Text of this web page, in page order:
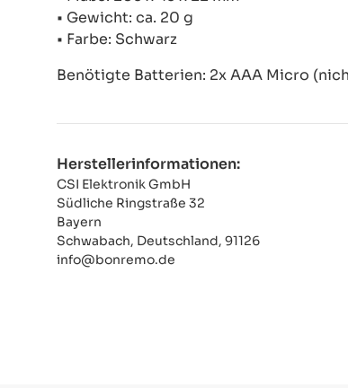
• Gewicht: ca. 20 g
• Farbe: Schwarz
Benötigte Batterien: 2x AAA Micro
Herstellerinformationen:
CSI Elektronik GmbH
Südliche Ringstraße 32
Bayern
Schwabach, Deutschland, 91126
info@bonremo.de